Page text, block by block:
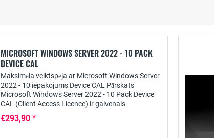
MICROSOFT WINDOWS SERVER 2022 - 10 PACK
DEVICE CAL
Maksimāla veiktspēja ar Microsoft Windows Server
2022 - 10 iepakojums Device CAL Pārskats
Microsoft Windows Server 2022 - 10 Pack Device
CAL (Client Access Licence) ir galvenais
jaudīga un...
€293,90 *